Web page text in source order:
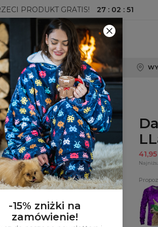
PRODUKT GRATIS! 27: 02 : 50
PRAWO ZWROTU
Bluza
No
-15% zniżki na
zamówienie!